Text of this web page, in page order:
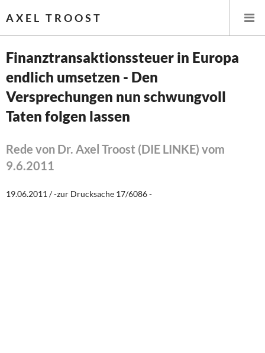
AXEL TROOST
Startseite
Themen
Wirtschaftspolitik
Steuer- und Finanzpolitik
Finanztransaktionssteuer in Europa
endlich umsetzen - Den
Versprechungen nun schwungvoll
Taten folgen lassen
Rede von Dr. Axel Troost (DIE LINKE) vom
9.6.2011
19.06.2011 / -zur Drucksache 17/6086 -